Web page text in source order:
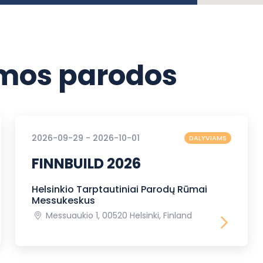
parodos
2026-09-29 - 2026-10-01 DALYVIAMS
FINNBUILD 2026
Helsinkio Tarptautiniai Parodų Rūmai
Messukeskus
Messuaukio 1, 00520 Helsinki, Finland